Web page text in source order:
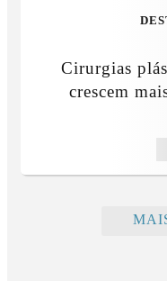
Cirurgias
crescem